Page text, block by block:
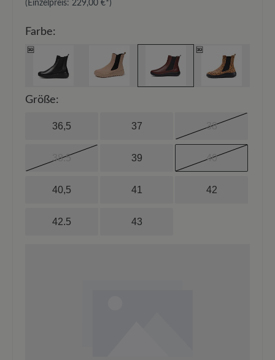
(Einzelpreis: 229,00 €*)
Farbe:
Größe:
36,5 37 38
38.5 39 40
40,5 41 42
42.5 43